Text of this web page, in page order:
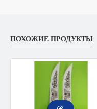
ПОХОЖИЕ ПРОДУКТЫ